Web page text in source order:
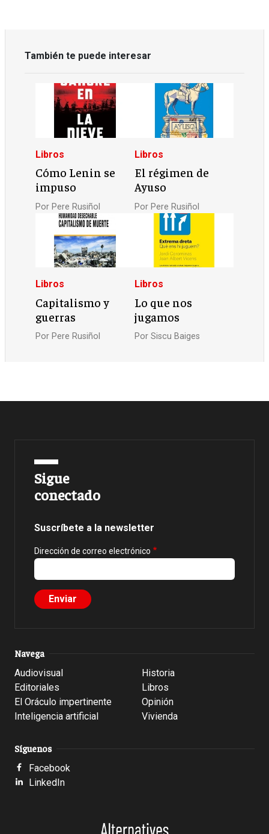
También te puede interesar
Libros
Cómo Lenin se
impuso
Por Pere Rusiñol
Libros
El régimen de
Ayuso
Por Pere Rusiñol
Libros
Capitalismo y
guerras
Por Pere Rusiñol
Libros
Lo que nos
jugamos
Por Siscu Baiges
Sigue
conectado
Suscríbete a la newsletter
Dirección de correo electrónico
Navega
Audiovisual
Editoriales
El Oráculo impertinente
Inteligencia artificial
Historia
Libros
Opinión
Vivienda
Síguenos
Facebook
LinkedIn